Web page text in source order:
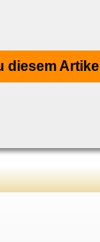
diesem Artikel